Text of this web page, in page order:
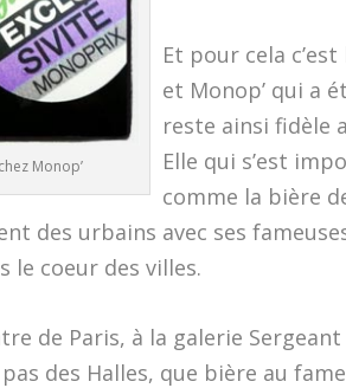
Monop’
Et pour cela
et Monop’ qui a
reste ainsi fidèle
Elle qui s’est
comme la bière
des urbains avec ses
le coeur des villes.
de Paris, à la galerie
des Halles, que bière au